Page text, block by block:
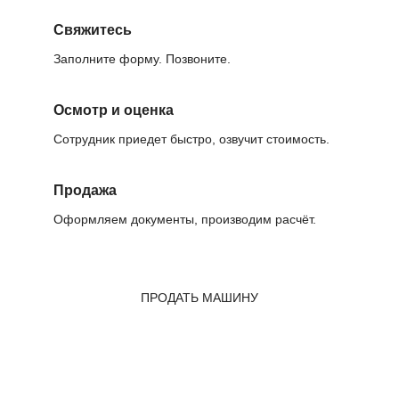
Свяжитесь
Заполните форму. Позвоните.
Осмотр и оценка
Сотрудник приедет быстро, озвучит стоимость.
Продажа
Оформляем документы, производим расчёт.
ПРОДАТЬ МАШИНУ